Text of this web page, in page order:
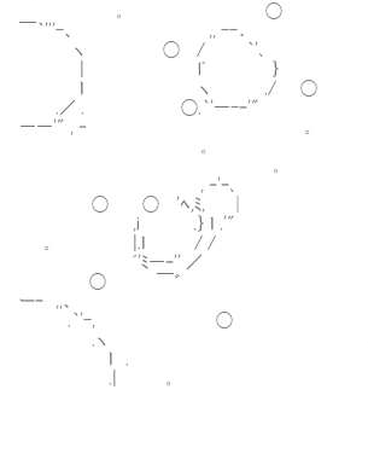
。 ◯ !| 。
￣｀'''-、 ,, --． i ,. '
ヽ ◯ / ｀'
| lﾞ ｝ ! l .
ｌ ヽ ./ ◯ 、
.／ . ◯.｀'―-ｰ'"
――'" , ‐ 。
。 ◯ ﾍ
。 _,i,-----､
, ‐'ｰ､
◯ ◯ 'ﾍ,ﾐ,
,i .｝ ｌ .'" ヾ-ｪｪｪｪｪシ
。 |.ｌ / / l广' l
ﾞ'ﾐ―ｰ'' ／ -''|“゛ ﾞﾞ
◯ ￣゛ l i .
ーｰ ,,、 ◯ i ii l
.｀'-, ◯ lニニ
.ヽ 。 lﾞ .
ｌ . i .,,-'''"￣￣ﾞ
.| 。 | .
i _,,,ｪｪ
,|ｲ''" ｀
',
ヽ､